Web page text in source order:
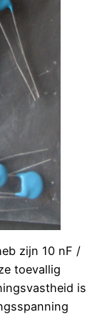
zijn 10 nF /
toevallig
is